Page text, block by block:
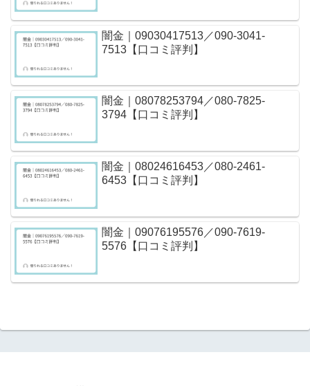
闇金｜09030417513／090-3041-
7513【口コミ評判】
闇金｜08078253794／080-7825-
3794【口コミ評判】
闇金｜08024616453／080-2461-
6453【口コミ評判】
闇金｜09076195576／090-7619-
5576【口コミ評判】